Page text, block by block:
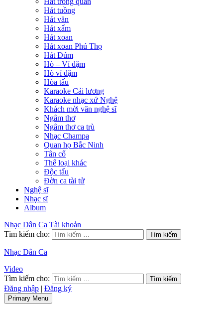
Hát tuồng
Hát văn
Hát xẩm
Hát xoan
Hát xoan Phú Thọ
Hát Đúm
Hò – Ví dặm
Hò ví dặm
Hòa tấu
Karaoke Cải lương
Karaoke nhạc xứ Nghệ
Khách mời văn nghệ sĩ
Ngâm thơ
Ngâm thơ ca trù
Nhạc Champa
Quan họ Bắc Ninh
Tân cổ
Thể loại khác
Độc tấu
Đờn ca tài tử
Nghệ sĩ
Nhạc sĩ
Album
Nhạc Dân Ca Tài khoản
Tìm kiếm cho:
Nhạc Dân Ca
Video
Tìm kiếm cho:
Đăng nhập | Đăng ký
Primary Menu